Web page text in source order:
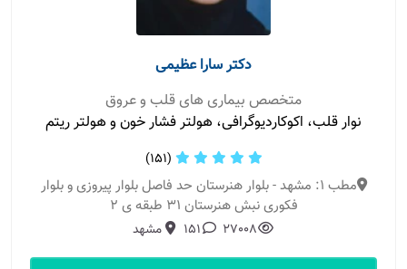
دکتر سارا عظیمی
متخصص بیماری های قلب و عروق
نوار قلب، اکوکاردیوگرافی، هولتر فشار خون و هولتر ریتم
(151)
مطب 1: مشهد - بلوار هنرستان حد فاصل بلوار پیروزی و بلوار
فکوری نبش هنرستان ۳۱ طبقه ی ۲
27008
151 مشهد